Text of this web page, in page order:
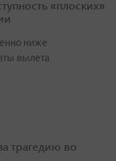
«плоских»
ниже
вылета
трагедию во